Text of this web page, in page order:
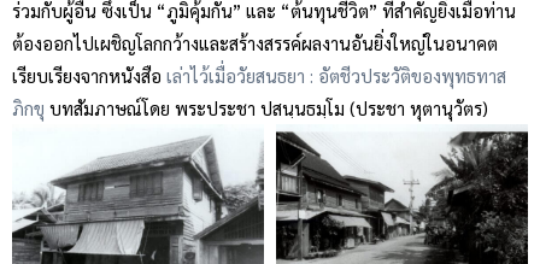
ร่วมกับผู้อื่น ซึ่งเป็น “ภูมิคุ้มกัน” และ “ต้นทุนชีวิต” ที่สำคัญยิ่งเมื่อท่าน
ต้องออกไปเผชิญโลกกว้างและสร้างสรรค์ผลงานอันยิ่งใหญ่ในอนาคต
เรียบเรียงจากหนังสือ เล่าไว้เมื่อวัยสนธยา : อัตชีวประวัติของพุทธทาส
ภิกขุ บทสัมภาษณ์โดย พระประชา ปสนฺนธมฺโม (ประชา หุตานุวัตร)